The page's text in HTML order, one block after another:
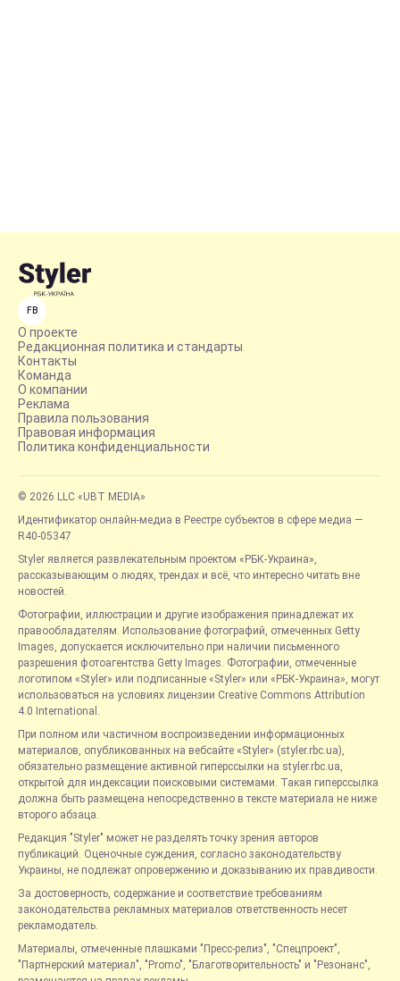
FB
О проекте
Редакционная политика и стандарты
Контакты
Команда
О компании
Реклама
Правила пользования
Правовая информация
Политика конфиденциальности
© 2026 LLC «UBT MEDIA»
Идентификатор онлайн-медиа в Реестре субъектов в сфере медиа —
R40-05347
Styler является развлекательным проектом «РБК-Украина»,
рассказывающим о людях, трендах и всё, что интересно читать вне
новостей.
Фотографии, иллюстрации и другие изображения принадлежат их
правообладателям. Использование фотографий, отмеченных Getty
Images, допускается исключительно при наличии письменного
разрешения фотоагентства Getty Images. Фотографии, отмеченные
логотипом «Styler» или подписанные «Styler» или «РБК-Украина», могут
использоваться на условиях лицензии Creative Commons Attribution
4.0 International.
При полном или частичном воспроизведении информационных
материалов, опубликованных на вебсайте «Styler» (styler.rbc.ua),
обязательно размещение активной гиперссылки на styler.rbc.ua,
открытой для индексации поисковыми системами. Такая гиперссылка
должна быть размещена непосредственно в тексте материала не ниже
второго абзаца.
Редакция "Styler" может не разделять точку зрения авторов
публикаций. Оценочные суждения, согласно законодательству
Украины, не подлежат опровержению и доказыванию их правдивости.
За достоверность, содержание и соответствие требованиям
законодательства рекламных материалов ответственность несет
рекламодатель.
Материалы, отмеченные плашками "Пресс-релиз", "Спецпроект",
"Партнерский материал", "Promo", "Благотворительность" и "Резонанс",